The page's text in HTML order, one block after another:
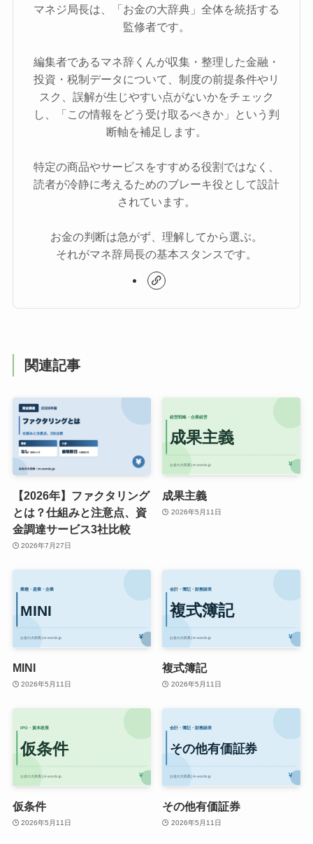
マネジ局長は、「お金の大辞典」全体を統括する
監修者です。
編集者であるマネ辞くんが収集・整理した金融・
投資・税制データについて、制度の前提条件やリ
スク、誤解が生じやすい点がないかをチェック
し、「この情報をどう受け取るべきか」という判
断軸を補足します。
特定の商品やサービスをすすめる役割ではなく、
読者が冷静に考えるためのブレーキ役として設計
されています。
お金の判断は急がず、理解してから選ぶ。
それがマネ辞局長の基本スタンスです。
関連記事
【2026年】ファクタリング
とは？仕組みと注意点、資
金調達サービス3社比較
2026年7月27日
成果主義
2026年5月11日
MINI
2026年5月11日
複式簿記
2026年5月11日
仮条件
2026年5月11日
その他有価証券
2026年5月11日